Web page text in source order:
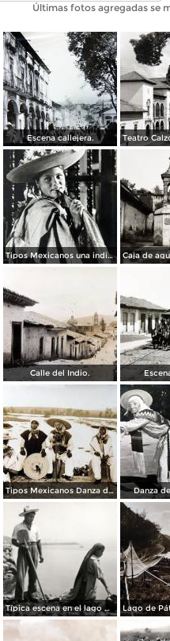
Últimas fotos agregadas se
Escena callejera.
Tipos Mexicanos una india Huananche.
Calle del Indio.
Tipos Mexicanos Danza de Los viejitos.. Danza
Típica escena en el lago de Pátzcuaro